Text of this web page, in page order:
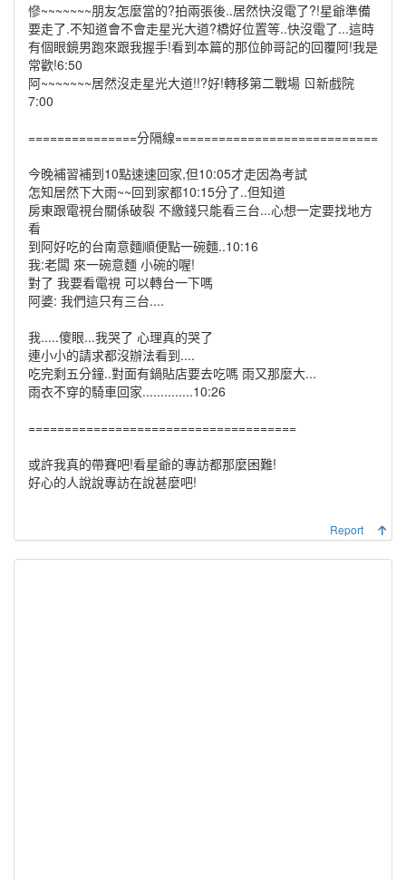
慘~~~~~~~朋友怎麼當的?拍兩張後..居然快沒電了?!星爺準備
要走了.不知道會不會走星光大道?橋好位置等..快沒電了...這時
有個眼鏡男跑來跟我握手!看到本篇的那位帥哥記的回覆阿!我是
常歡!6:50
阿~~~~~~~居然沒走星光大道!!?好!轉移第二戰場 ㄖ新戲院
7:00
===============分隔線============================
今晚補習補到10點速速回家,但10:05才走因為考試
怎知居然下大雨~~回到家都10:15分了..但知道
房東跟電視台關係破裂 不繳錢只能看三台...心想一定要找地方
看
到阿好吃的台南意麵順便點一碗麵..10:16
我:老闆 來一碗意麵 小碗的喔!
對了 我要看電視 可以轉台一下嗎
阿婆: 我們這只有三台....
我.....傻眼...我哭了 心理真的哭了
連小小的請求都沒辦法看到....
吃完剩五分鐘..對面有鍋貼店要去吃嗎 雨又那麼大...
雨衣不穿的騎車回家..............10:26
=====================================
或許我真的帶賽吧!看星爺的專訪都那麼困難!
好心的人說說專訪在說甚麼吧!
Report